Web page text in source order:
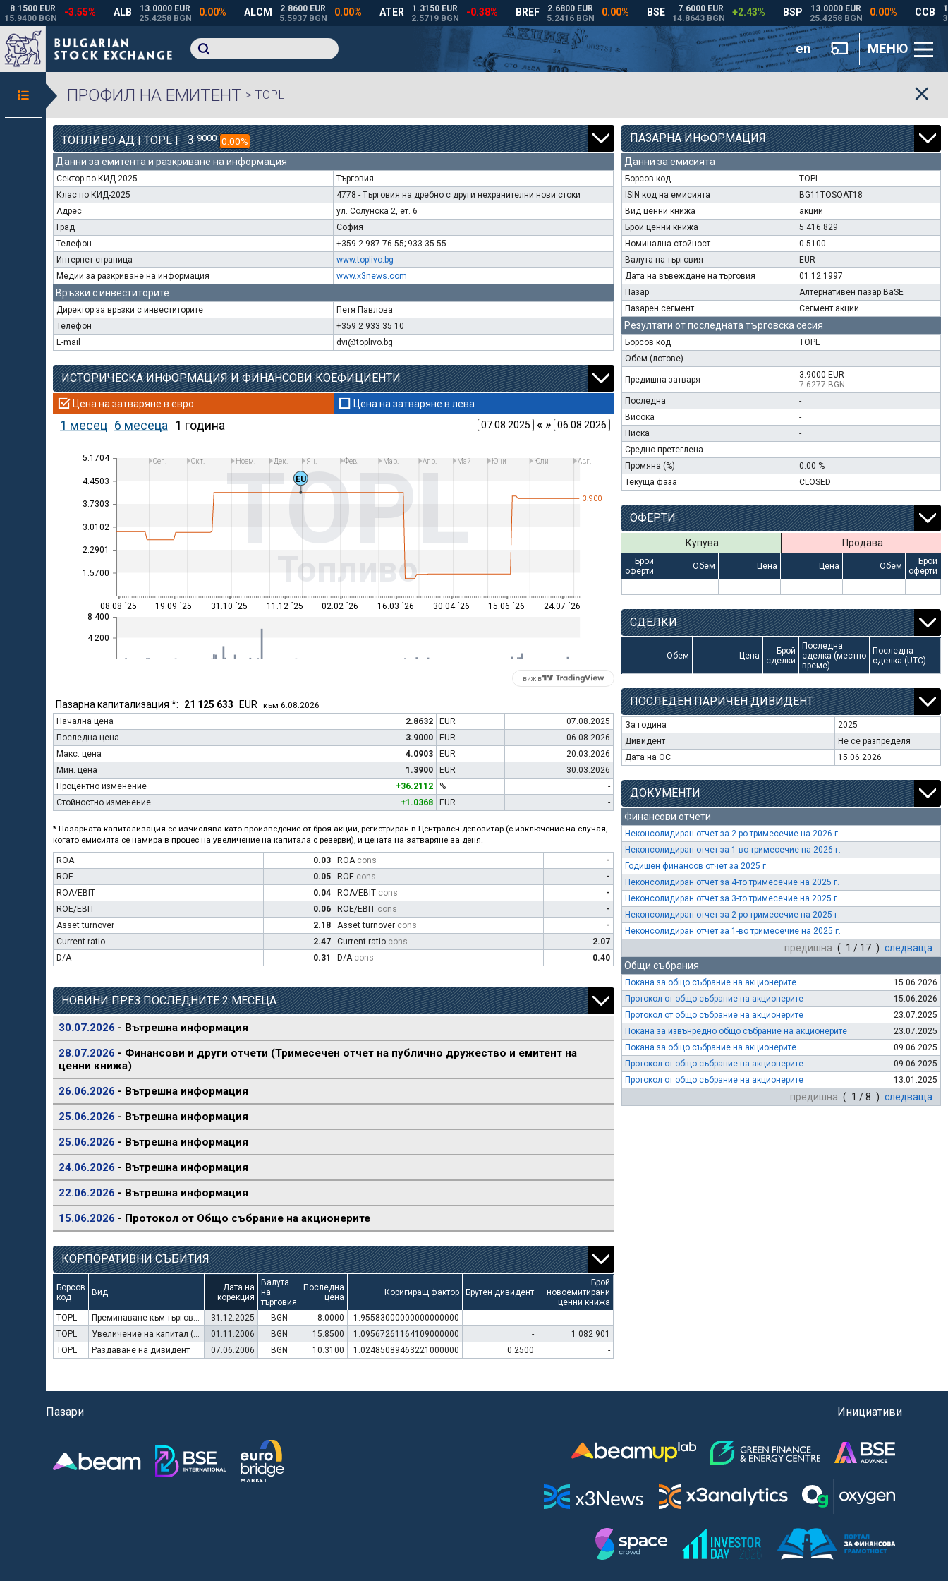
en МЕНЮ
ПРОФИЛ НА ЕМИТЕНТ-> TOPL
ТОПЛИВО АД | TOPL | 3 9000 0.00%
Данни за емитента и разкриване на информация
Сектор по КИД-2025
Търговия
Клас по КИД-2025
4778 - Търговия на дребно с други нехранителни нови стоки
Адрес
ул. Солунска 2, ет. 6
Град
София
Телефон
+359 2 987 76 55; 933 35 55
Интернет страница
www.toplivo.bg
Медии за разкриване на информация
www.x3news.com
Връзки с инвеститорите
Директор за връзки с инвеститорите
Петя Павлова
Телефон
+359 2 933 35 10
E-mail
dvi@toplivo.bg
ИСТОРИЧЕСКА ИНФОРМАЦИЯ И ФИНАНСОВИ КОЕФИЦИЕНТИ
Цена на затваряне в евро Цена на затваряне в лева
1 месец 6 месеца 1 година « »
1.5700
2.2901
3.0102
3.7303
4.4503
5.1704 TOPL
Топливо
4 200
8 400
3.900
08.08 ´25
Сеп.
19.09 ´25
Окт.
31.10 ´25
Ноем. Дек.
11.12 ´25
Ян.
02.02 ´26
Фев. Мар.
16.03 ´26
Апр.
30.04 ´26
Май Юни
15.06 ´26
Юли
24.07 ´26
Авг.
EU
виж в
Пазарна капитализация *: 21 125 633 EUR към 6.08.2026
Начална цена
2.8632 EUR
07.08.2025
Последна цена
3.9000 EUR
06.08.2026
Макс. цена
4.0903 EUR
20.03.2026
Мин. цена
1.3900 EUR
30.03.2026
Процентно изменение
+36.2112 %
-
Стойностно изменение
+1.0368 EUR -
* Пазарната капитализация се изчислява като произведение от броя акции, регистриран в Централен депозитар (с изключение на случая,
когато емисията се намира в процес на увеличение на капитала с резерви), и цената на затваряне за деня.
ROA 0.03 ROA cons
-
ROE
0.05 ROE cons
-
ROA/EBIT
0.04 ROA/EBIT cons
-
ROE/EBIT
0.06 ROE/EBIT cons
-
Asset turnover
2.18 Asset turnover cons
-
Current ratio
2.47 Current ratio cons
2.07
D/A
0.31 D/A cons 0.40
НОВИНИ ПРЕЗ ПОСЛЕДНИТЕ 2 МЕСЕЦА
30.07.2026 - Вътрешна информация
28.07.2026 - Финансови и други отчети (Тримесечен отчет на публично дружество и емитент на
ценни книжа)
26.06.2026 - Вътрешна информация
25.06.2026 - Вътрешна информация
25.06.2026 - Вътрешна информация
24.06.2026 - Вътрешна информация
22.06.2026 - Вътрешна информация
15.06.2026 - Протокол от Общо събрание на акционерите
КОРПОРАТИВНИ СЪБИТИЯ
Борсов
код
Вид
Дата на
корекция
Валута
на
търговия
Последна
цена
Коригиращ фактор Брутен дивидент
Брой
новоемитирани
ценни книжа
TOPL
Преминаване към търговия в Евро 31.12.2025 BGN 8.0000 1.95583000000000000000 -
-
TOPL
Увеличение на капитал (права) 01.11.2006 BGN 15.8500 1.09567261164109000000 -
1 082 901
TOPL
Раздаване на дивидент 07.06.2006 BGN 10.3100 1.02485089463221000000 0.2500 -
ПАЗАРНА ИНФОРМАЦИЯ
Данни за емисията
Борсов код
TOPL
ISIN код на емисията
BG11TOSOAT18
Вид ценни книжа
акции
Брой ценни книжа
5 416 829
Номинална стойност
0.5100
Валута на търговия
EUR
Дата на въвеждане на търговия
01.12.1997
Пазар
Алтернативен пазар BaSE
Пазарен сегмент
Сегмент акции
Резултати от последната търговска сесия
Борсов код
TOPL
Обем (лотове)
-
Предишна затваря
3.9000 EUR
7.6277 BGN
Последна
-
Висока
-
Ниска
-
Средно-претеглена
-
Промяна (%)
0.00 %
Текуща фаза
CLOSED
ОФЕРТИ
Купува Продава
Брой
оферти
Обем Цена Цена Обем
Брой
оферти
-
- - - - -
СДЕЛКИ
Обем Цена
Брой
сделки
Последна
сделка (местно
време)
Последна
сделка (UTC)
ПОСЛЕДЕН ПАРИЧЕН ДИВИДЕНТ
За година
2025
Дивидент
Не се разпределя
Дата на ОС
15.06.2026
ДОКУМЕНТИ
Финансови отчети
Неконсолидиран отчет за 2-ро тримесечие на 2026 г.
Неконсолидиран отчет за 1-во тримесечие на 2026 г.
Годишен финансов отчет за 2025 г.
Неконсолидиран отчет за 4-то тримесечие на 2025 г.
Неконсолидиран отчет за 3-то тримесечие на 2025 г.
Неконсолидиран отчет за 2-ро тримесечие на 2025 г.
Неконсолидиран отчет за 1-во тримесечие на 2025 г.
предишна ( 1 / 17 ) следваща
Общи събрания
Покана за общо събрание на акционерите
15.06.2026
Протокол от общо събрание на акционерите
15.06.2026
Протокол от общо събрание на акционерите
23.07.2025
Покана за извънредно общо събрание на акционерите
23.07.2025
Покана за общо събрание на акционерите
09.06.2025
Протокол от общо събрание на акционерите
09.06.2025
Протокол от общо събрание на акционерите
13.01.2025
предишна ( 1 / 8 ) следваща
Пазари Инициативи